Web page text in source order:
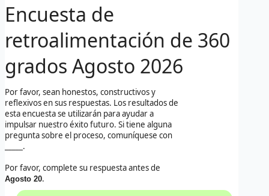
Encuesta de
retroalimentación de 360
grados Agosto 2026
Por favor, sean honestos, constructivos y
reflexivos en sus respuestas. Los resultados de
esta encuesta se utilizarán para ayudar a
impulsar nuestro éxito futuro. Si tiene alguna
pregunta sobre el proceso, comuníquese con
_____.
Por favor, complete su respuesta antes de
Agosto 20.